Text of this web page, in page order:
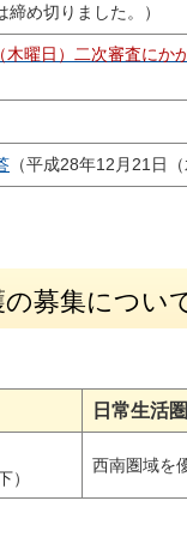
締め切りました。）
木曜日）二次審査にか
（平成28年12月21日
募集につい
日常生活
）
西南圏域を